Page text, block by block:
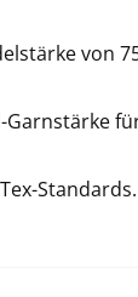
von
Standards.